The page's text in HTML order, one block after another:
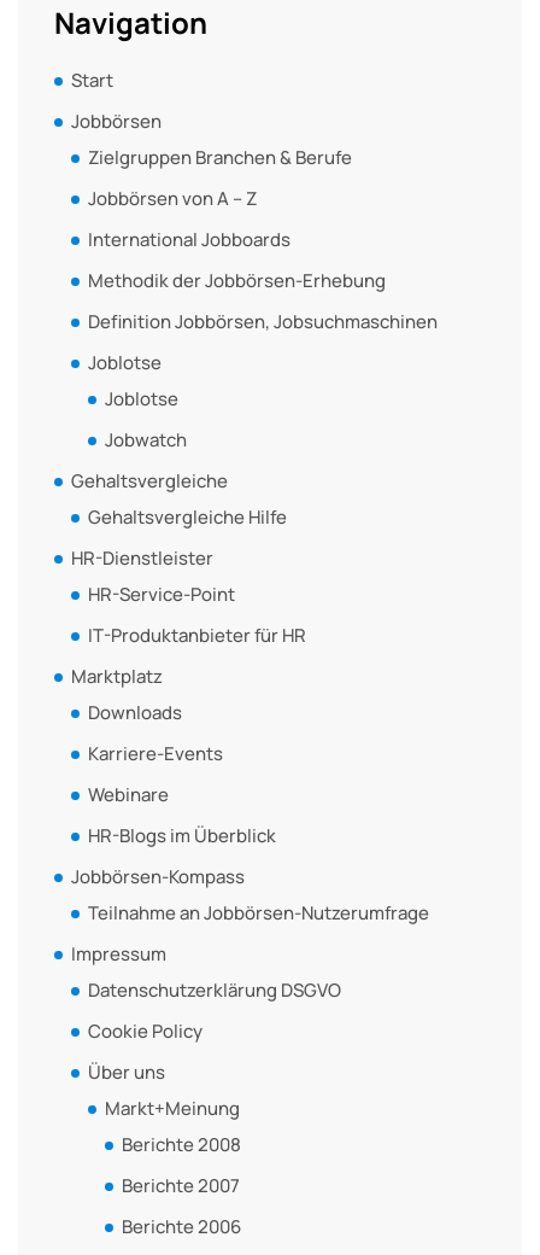
Navigation
Start
Jobbörsen
Zielgruppen Branchen & Berufe
Jobbörsen von A – Z
International Jobboards
Methodik der Jobbörsen-Erhebung
Definition Jobbörsen, Jobsuchmaschinen
Joblotse
Joblotse
Jobwatch
Gehaltsvergleiche
Gehaltsvergleiche Hilfe
HR-Dienstleister
HR-Service-Point
IT-Produktanbieter für HR
Marktplatz
Downloads
Karriere-Events
Webinare
HR-Blogs im Überblick
Jobbörsen-Kompass
Teilnahme an Jobbörsen-Nutzerumfrage
Impressum
Datenschutzerklärung DSGVO
Cookie Policy
Über uns
Markt+Meinung
Berichte 2008
Berichte 2007
Berichte 2006